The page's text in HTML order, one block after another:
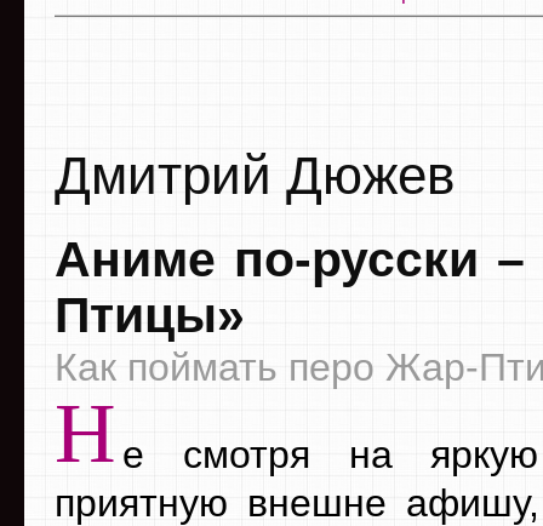
Дмитрий Дюжев
Аниме по-русски
Птицы»
Как поймать перо Жар-
Н е смотря на
приятную внешне афишу,